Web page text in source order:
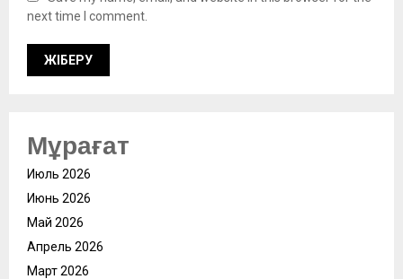
next time I comment.
Мұрағат
Июль 2026
Июнь 2026
Май 2026
Апрель 2026
Март 2026